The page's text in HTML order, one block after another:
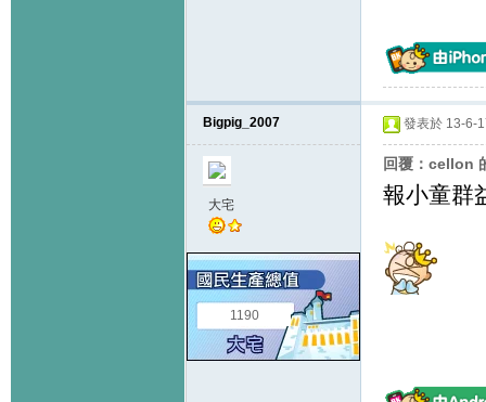
Bigpig_2007
大宅
1190
發表於 13-6-
回覆：cellon
報小童群